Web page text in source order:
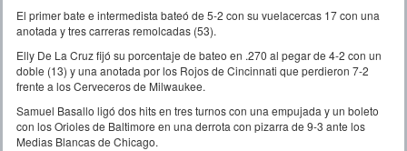
El primer bate e intermedista bateó de 5-2 con su vuelacercas 17 con una
anotada y tres carreras remolcadas (53).
Elly De La Cruz fijó su porcentaje de bateo en .270 al pegar de 4-2 con un
doble (13) y una anotada por los Rojos de Cincinnati que perdieron 7-2
frente a los Cerveceros de Milwaukee.
Samuel Basallo ligó dos hits en tres turnos con una empujada y un boleto
con los Orioles de Baltimore en una derrota con pizarra de 9-3 ante los
Medias Blancas de Chicago.